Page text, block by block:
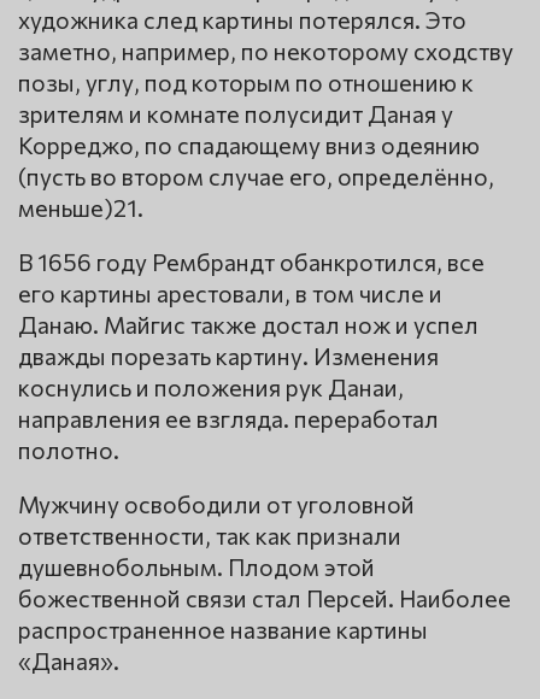
художника след картины потерялся. Это
заметно, например, по некоторому сходству
позы, углу, под которым по отношению к
зрителям и комнате полусидит Даная у
Корреджо, по спадающему вниз одеянию
(пусть во втором случае его, определённо,
меньше)21.
В 1656 году Рембрандт обанкротился, все
его картины арестовали, в том числе и
Данаю. Майгис также достал нож и успел
дважды порезать картину. Изменения
коснулись и положения рук Данаи,
направления ее взгляда. переработал
полотно.
Мужчину освободили от уголовной
ответственности, так как признали
душевнобольным. Плодом этой
божественной связи стал Персей. Наиболее
распространенное название картины
«Даная».